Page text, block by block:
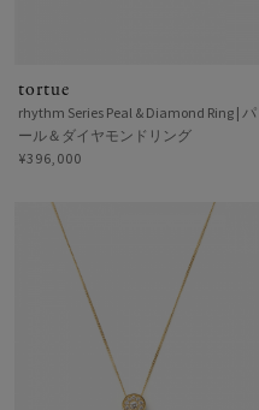
tortue
rhythm Series Peal & Diamond Ring | パ
ール＆ダイヤモンドリング
¥396,000